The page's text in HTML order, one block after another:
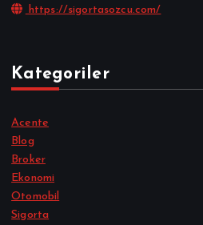
https://sigortasozcu.com/
Kategoriler
Acente
Blog
Broker
Ekonomi
Otomobil
Sigorta